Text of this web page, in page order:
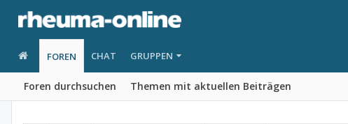
FOREN
Foren durchsuchen Themen mit aktuellen Beiträgen
CHAT GRUPPEN